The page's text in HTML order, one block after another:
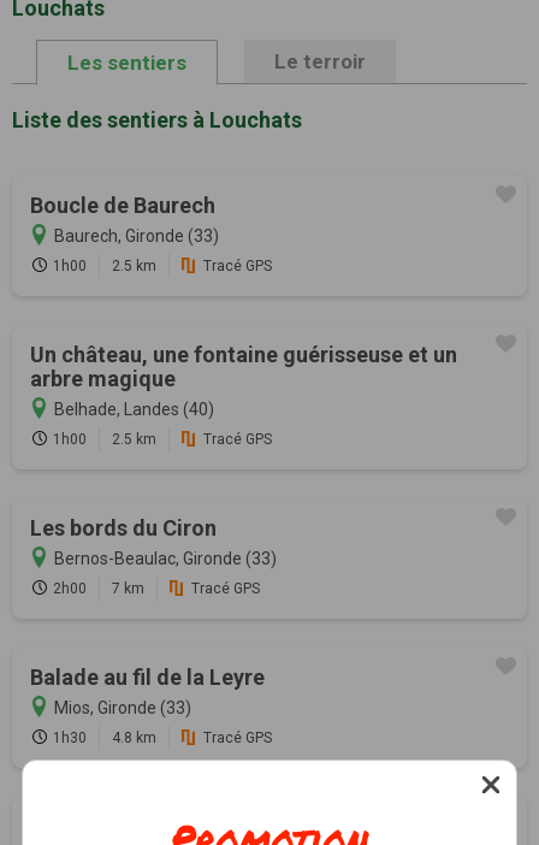
Louchats
Les sentiers Le terroir
Liste des sentiers à Louchats
Boucle de Baurech
Baurech, Gironde (33)
1h00 2.5 km Tracé GPS
Un château, une fontaine guérisseuse et un
arbre magique
Belhade, Landes (40)
1h00 2.5 km Tracé GPS
Les bords du Ciron
Bernos-Beaulac, Gironde (33)
2h00 7 km Tracé GPS
Balade au fil de la Leyre
Mios, Gironde (33)
1h30 4.8 km Tracé GPS
Eglises et fontaines guérisseuses